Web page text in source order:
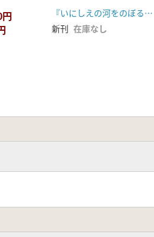
『いにしえの河をのぼる』制作委員会
新刊 在庫なし